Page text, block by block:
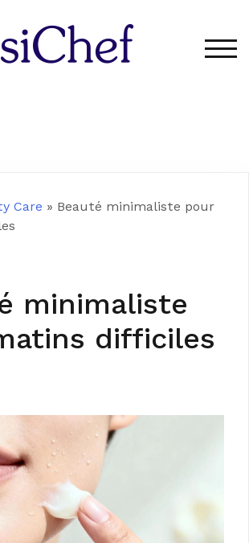
Care » Beauté minimaliste pour
minimaliste
difficiles